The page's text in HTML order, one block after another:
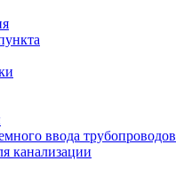
ввода трубопроводов
канализации